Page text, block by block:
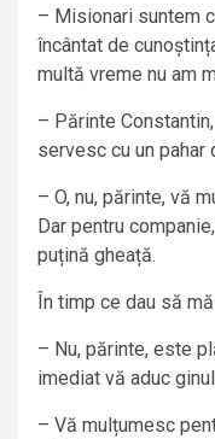
– Misionari suntem
încântat de
multă vreme nu am
– Părinte
servesc cu un pahar
– O, nu, părinte, vă
Dar pentru
puțină gheață.
În timp ce dau să
– Nu, părinte, este
imediat vă aduc
– Vă mulțumesc